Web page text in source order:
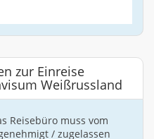
zur Einreise
Weißrussland
Reisebüro muss vom
/ zugelassen